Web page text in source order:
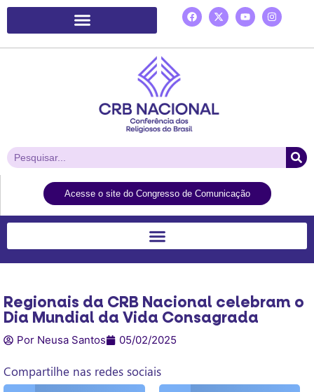
Acesse o site do Congresso de Comunicação
Regionais da CRB Nacional celebram o
Dia Mundial da Vida Consagrada
Por Neusa Santos 05/02/2025
Compartilhe nas redes sociais